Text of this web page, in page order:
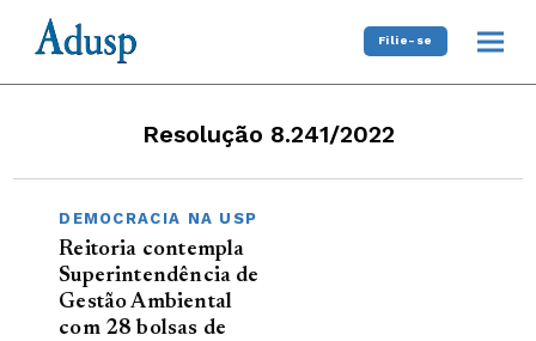
Filie-se
Resolução 8.241/2022
DEMOCRACIA NA USP
Reitoria contempla
Superintendência de
Gestão Ambiental
com 28 bolsas de